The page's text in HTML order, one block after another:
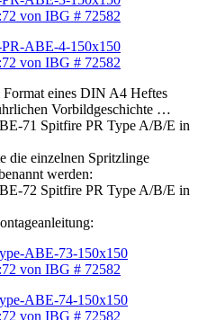
eines DIN A4 Heftes
Vorbildgeschichte …
die einzelnen Spritzlinge
werden: